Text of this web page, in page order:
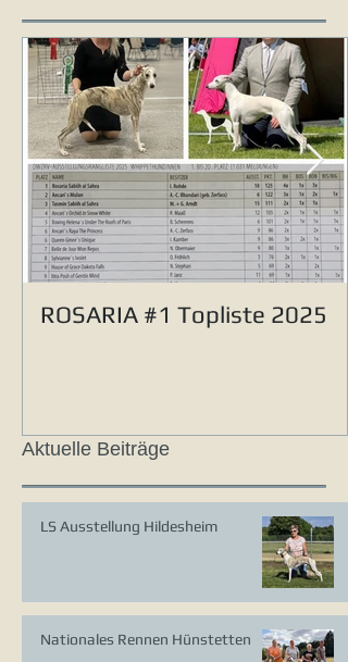
ROSARIA #1 Topliste 2025
Aktuelle Beiträge
LS Ausstellung Hildesheim
Nationales Rennen Hünstetten